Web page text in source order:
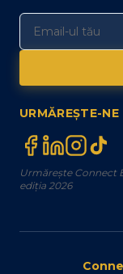
URMĂREȘTE-NE
Urmărește Connect
ediția 2026